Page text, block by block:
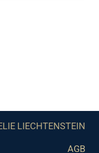
LIECHTENSTEIN
AGB